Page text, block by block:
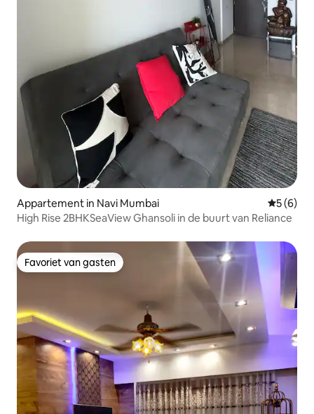
Appartement in Navi Mumbai
5 (6)
High Rise 2BHKSeaView Ghansoli in de buurt van Reliance
Favoriet van gasten
Favoriet van gasten